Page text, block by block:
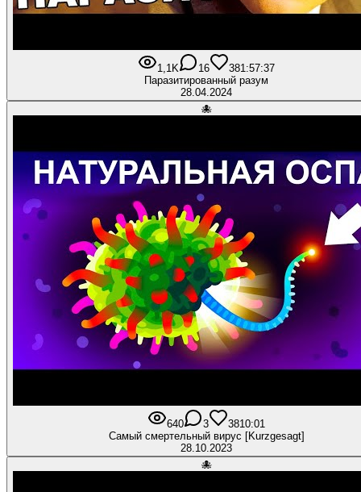
1,1K 16 381:57:37
Паразитированный разум
28.04.2024
🐙
640 3 3810:01
Самый смертельный вирус [Kurzgesagt]
28.10.2023
🐙